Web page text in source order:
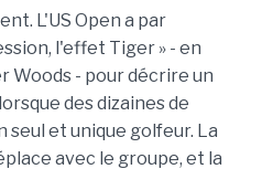
L'US Open a par
l'effet Tiger » - en
Woods - pour décrire un
des dizaines de
seul et unique golfeur. La
avec le groupe, et la